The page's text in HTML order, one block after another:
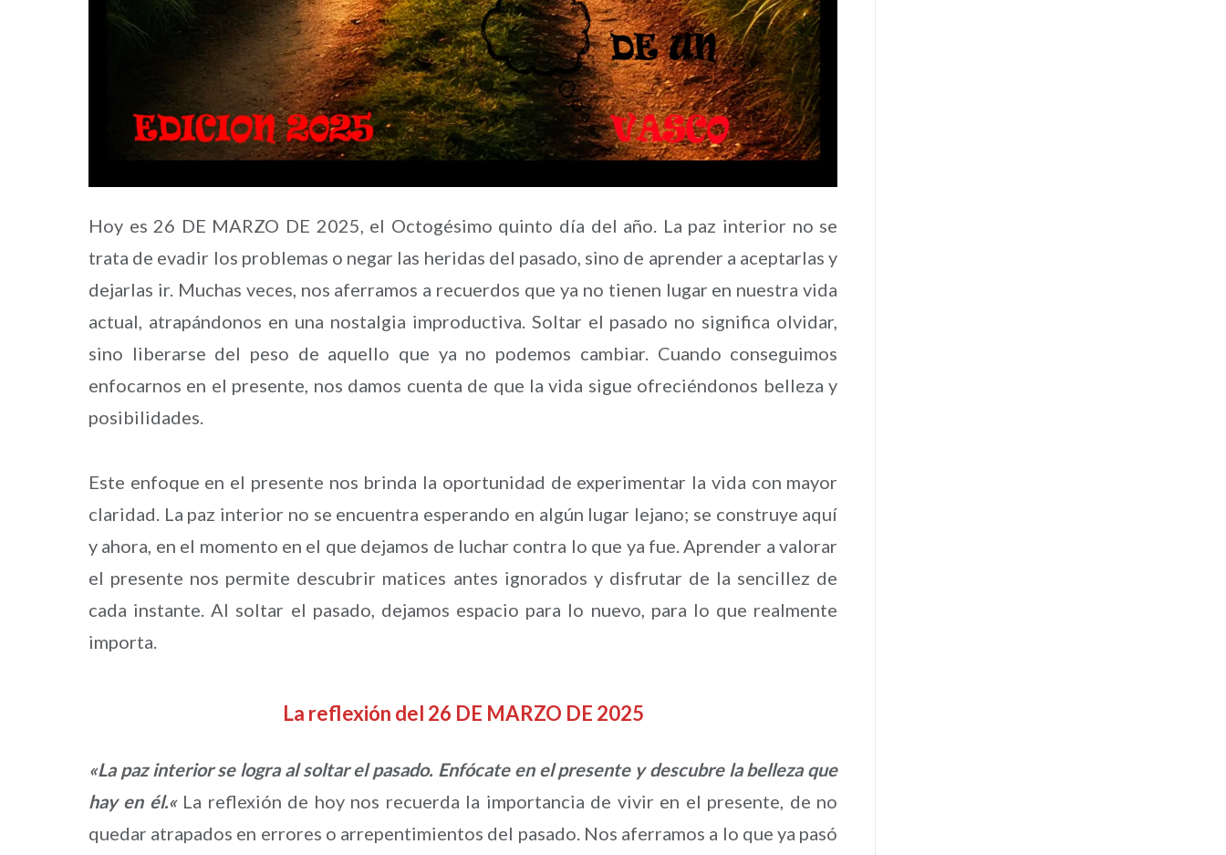
Hoy es 26 DE MARZO DE 2025, el Octogésimo quinto día del año. La paz interior no se
trata de evadir los problemas o negar las heridas del pasado, sino de aprender a aceptarlas y
dejarlas ir. Muchas veces, nos aferramos a recuerdos que ya no tienen lugar en nuestra vida
actual, atrapándonos en una nostalgia improductiva. Soltar el pasado no significa olvidar,
sino liberarse del peso de aquello que ya no podemos cambiar. Cuando conseguimos
enfocarnos en el presente, nos damos cuenta de que la vida sigue ofreciéndonos belleza y
posibilidades.
Este enfoque en el presente nos brinda la oportunidad de experimentar la vida con mayor
claridad. La paz interior no se encuentra esperando en algún lugar lejano; se construye aquí
y ahora, en el momento en el que dejamos de luchar contra lo que ya fue. Aprender a valorar
el presente nos permite descubrir matices antes ignorados y disfrutar de la sencillez de
cada instante. Al soltar el pasado, dejamos espacio para lo nuevo, para lo que realmente
importa.
La reflexión del 26 DE MARZO DE 2025
«La paz interior se logra al soltar el pasado. Enfócate en el presente y descubre la belleza que
hay en él.«La reflexión de hoy nos recuerda la importancia de vivir en el presente, de no
quedar atrapados en errores o arrepentimientos del pasado. Nos aferramos a lo que ya pasó